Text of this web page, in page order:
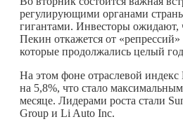
регулирующими органами
гигантами. Инвесторы ожидают,
Пекин откажется от «репрессий»
которые продолжались целый
На этом фоне отраслевой индекс
на 5,8%, что стало
месяце. Лидерами роста стали
Group и Li Auto Inc.